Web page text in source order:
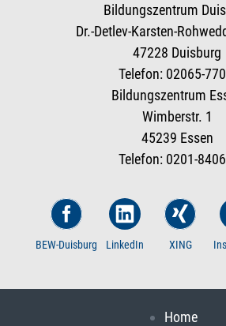
Bildungszentrum
Dr.-Detlev-Karsten-
47228 Duisburg
Telefon: 02065-
Bildungszentrum
Wimberstr. 1
45239 Essen
Telefon: 0201-
BEW-Duisburg LinkedIn XING
Home